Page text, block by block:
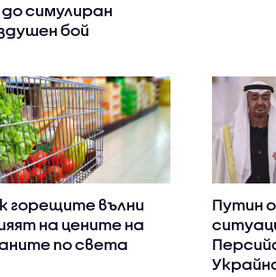
симулиран
бой
горещите вълни
на цените на
по света
Путин